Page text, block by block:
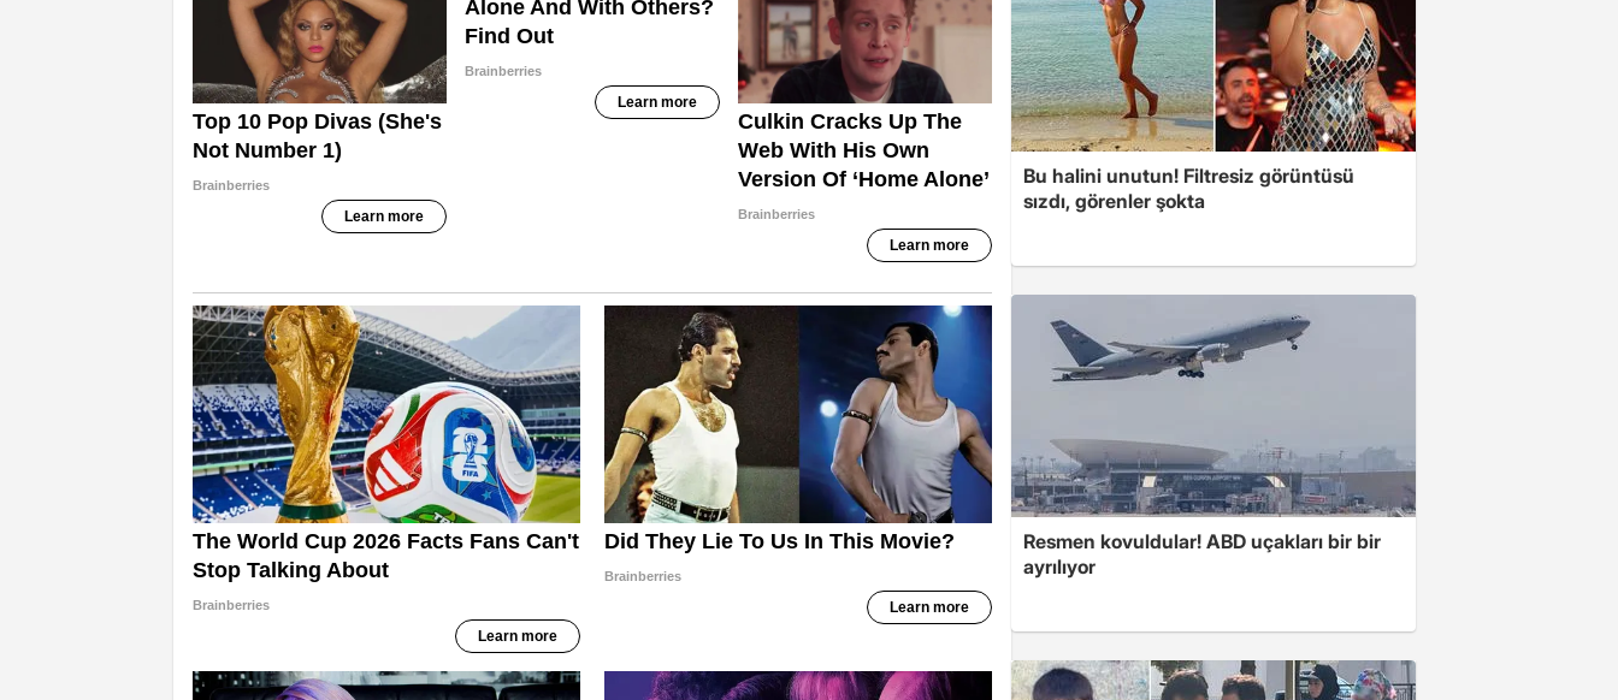
Bu halini unutun! Filtresiz görüntüsü
sızdı, görenler şokta
Resmen kovuldular! ABD uçakları bir bir
ayrılıyor